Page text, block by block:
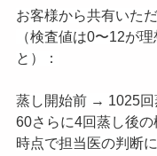
お客様から共有いた
（検査値は0〜12が
と）：
蒸し開始前 → 1025
60さらに4回蒸し後
時点で担当医の判断